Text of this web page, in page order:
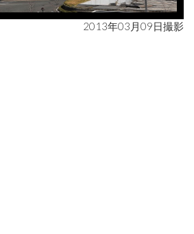
2013年03月09日撮影